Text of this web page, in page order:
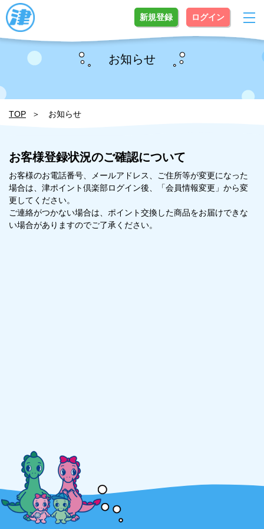
新規登録 ログイン
お知らせ
TOP お知らせ
お客様登録状況のご確認について
お客様のお電話番号、メールアドレス、ご住所等が変更になった
場合は、津ポイント倶楽部ログイン後、「会員情報変更」から変
更してください。
ご連絡がつかない場合は、ポイント交換した商品をお届けできな
い場合がありますのでご了承ください。